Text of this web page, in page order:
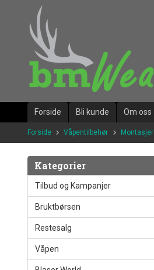
innholdet
Forside Bli kunde Om oss
Forside Våpentilbehør Montasjer
Kategorier
Tilbud og Kampanjer
Bruktbørsen
Restesalg
Våpen